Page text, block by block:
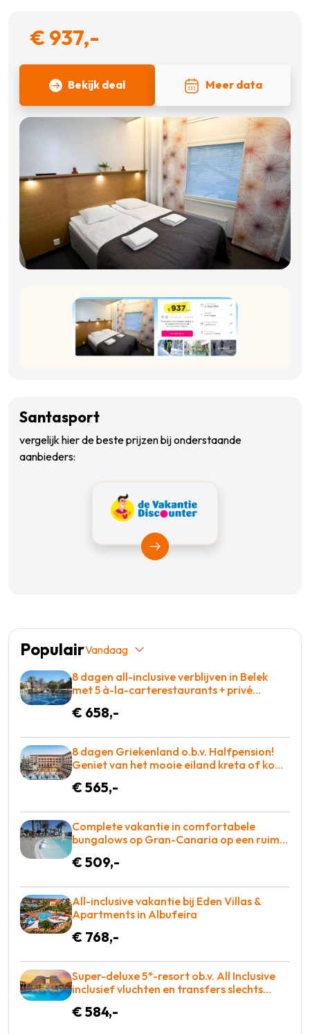
€ 937,-
Bekijk deal Meer data
Santasport
vergelijk hier de beste prijzen bij onderstaande
aanbieders:
Bekijk Vakantiediscounter
PopulairVandaag
8 dagen all-inclusive verblijven in Belek
met 5 à-la-carterestaurants + privé
award voor maar €658 = BOEKEN!
€ 658,-
8 dagen Griekenland o.b.v. Halfpension!
Geniet van het mooie eiland kreta of kom
€565 p.p. = BOEKEN
€ 565,-
Complete vakantie in comfortabele
bungalows op Gran-Canaria op een ruim
BOEKEN!
€ 509,-
All-inclusive vakantie bij Eden Villas &
Apartments in Albufeira
€ 768,-
Super-deluxe 5*-resort ob.v. All Inclusive
inclusief vluchten en transfers slechts
€ 584,-